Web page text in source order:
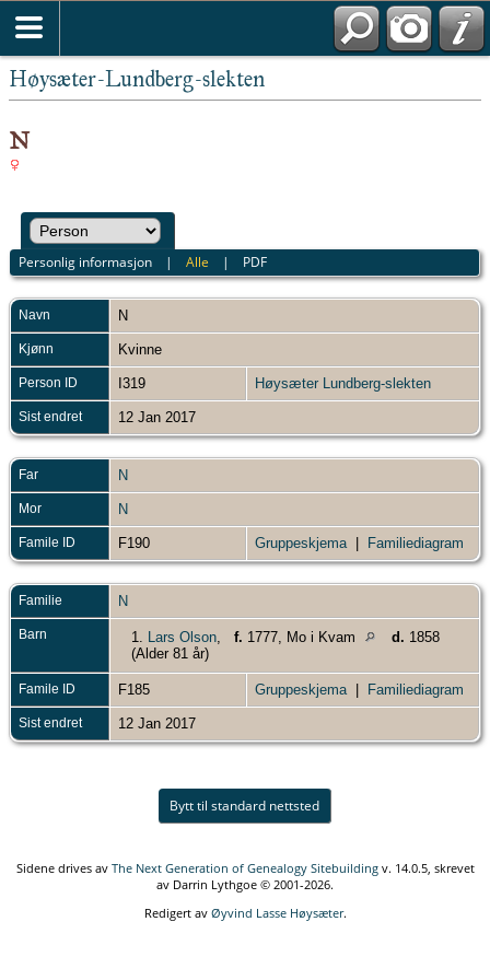
Høysæter-Lundberg-slekten
N
Personlig informasjon |Alle | PDF
Navn N
Kjønn Kvinne
Person ID I319 Høysæter Lundberg-slekten
Sist endret 12 Jan 2017
Far N
Mor N
Famile ID F190 Gruppeskjema Familiediagram
Familie N
Barn 1. Lars Olson f. 1777, Mo i Kvam d. 1858
(Alder 81 år)
Famile ID F185 Gruppeskjema Familiediagram
Sist endret 12 Jan 2017
Bytt til standard nettsted
Sidene drives av The Next Generation of Genealogy Sitebuildingv. 14.0.5, skrevet
av Darrin Lythgoe © 2001-2026.
Redigert av Øyvind Lasse Høysæter.